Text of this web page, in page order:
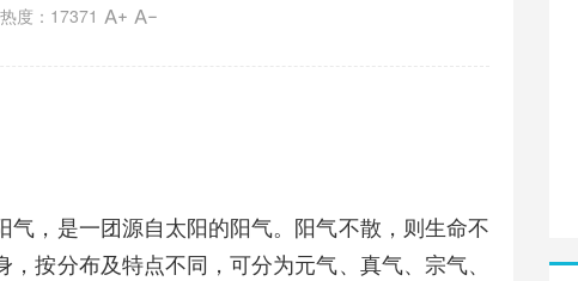
度：17371
，是一团源自太阳的阳气。阳气不散，则生命不
按分布及特点不同，可分为元气、真气、宗气、